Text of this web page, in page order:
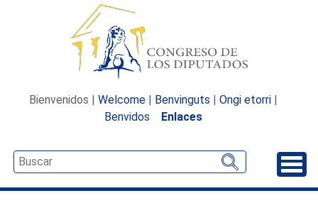
Bienvenidos | Welcome | Benvinguts | Ongi etorri |
Benvidos
Enlaces